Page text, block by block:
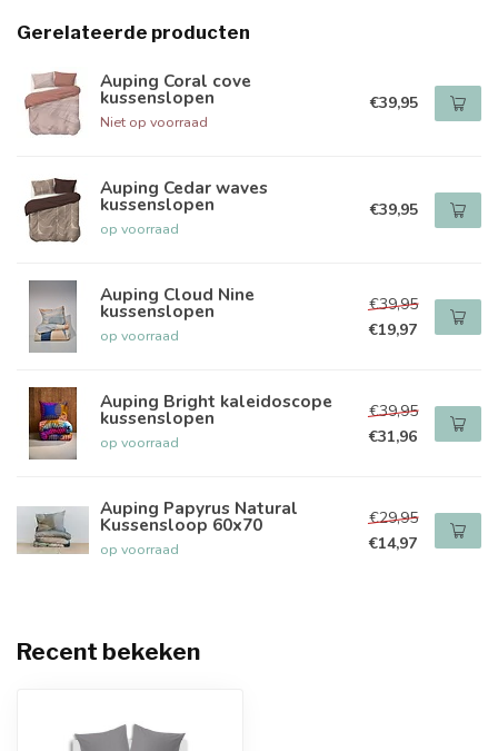
Gerelateerde producten
Auping Coral cove
kussenslopen
Niet op voorraad
€39,95
Auping Cedar waves
kussenslopen
op voorraad
€39,95
Auping Cloud Nine
kussenslopen
op voorraad
€39,95
€19,97
Auping Bright kaleidoscope
kussenslopen
op voorraad
€39,95
€31,96
Auping Papyrus Natural
Kussensloop 60x70
op voorraad
€29,95
€14,97
Recent bekeken